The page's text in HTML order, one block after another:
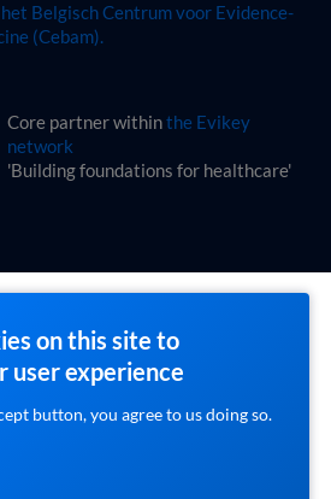
Belgisch Centrum voor Evidence-
(Cebam).
Core partner withinthe Evikey
network
'Building foundations for healthcare'
on this site to
user experience
button, you agree to us doing so.